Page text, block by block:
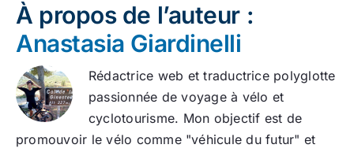
À propos de l’auteur :
Anastasia Giardinelli
Rédactrice web et traductrice polyglotte
passionnée de voyage à vélo et
cyclotourisme. Mon objectif est de
promouvoir le vélo comme "véhicule du futur" et